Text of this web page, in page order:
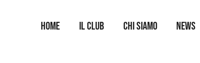
Home Il Club Chi siamo News